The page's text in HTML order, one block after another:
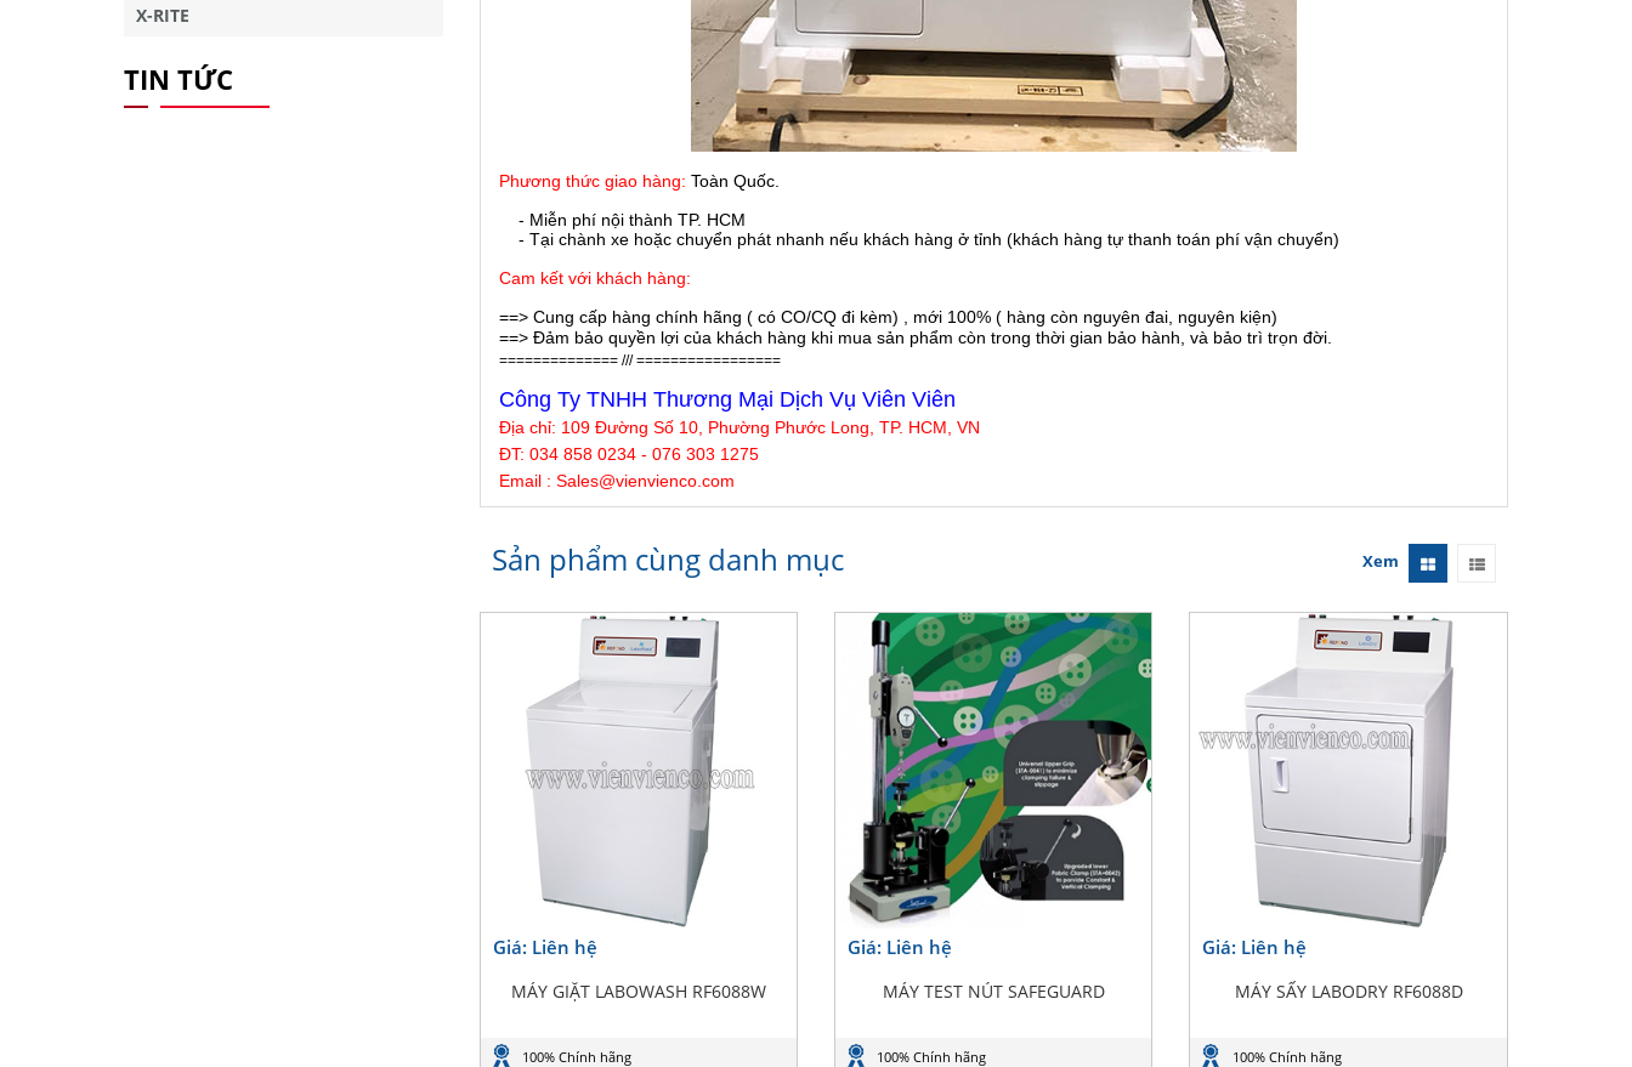
Phương thức giao hàng: Toàn Quốc.
- Miễn phí nội thành TP. HCM
- Tại chành xe hoặc chuyển phát nhanh nếu khách hàng ở tỉnh (khách hàng tự thanh toán phí vận chuyển)
Cam kết với khách hàng:
==> Cung cấp hàng chính hãng ( có CO/CQ đi kèm) , mới 100% ( hàng còn nguyên đai, nguyên kiện)
==> Đảm bảo quyền lợi của khách hàng khi mua sản phẩm còn trong thời gian bảo hành, và bảo trì trọn đời.
============== /// =================
Công Ty TNHH Thương Mại Dịch Vụ Viên Viên
Địa chỉ: 109 Đường Số 10, Phường Phước Long, TP. HCM, VN
ĐT: 034 858 0234 - 076 303 1275
Email : Sales@vienvienco.com
Sản phẩm cùng danh mục Xem
Giá: Liên hệ
MÁY GIẶT LABOWASH RF6088W
100% Chính hãng
Giá: Liên hệ
MÁY TEST NÚT SAFEGUARD
100% Chính hãng
Giá: Liên hệ
MÁY SẤY LABODRY RF6088D
100% Chính hãng
X-RITE
TIN TỨC